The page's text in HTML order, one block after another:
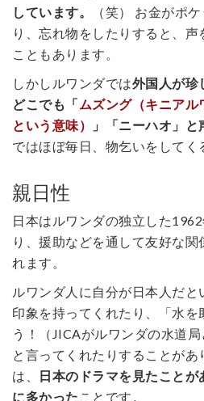
しています。
（笑） お金がポ
り、忘れ物をしたりすると、
こともあります。
しかしルワンダでは外国人が珍
どこでも「ムズング（キニアル
という意味）
」「ニーハオ」
ではほぼ毎日、物乞いをしてく
親日性
日本はルワンダの独立した
り、援助などを通して友好な
れます。
ルワンダ人に自分が日本人だ
印象を持ってくれたり、「水を
う！（JICAがルワンダの水道局
と言ってくれたりすることが
は、
日本のドラマを見たこと
に多かった ことです。